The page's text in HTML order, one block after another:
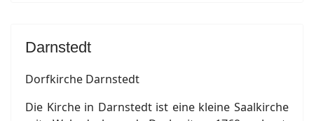
Darnstedt
Dorfkirche Darnstedt
Die Kirche in Darnstedt ist eine kleine Saalkirche